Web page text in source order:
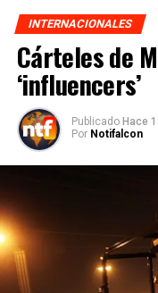
INTERNACIONALES
Cárteles de
‘influencers’
Publicado Hace
Por Notifalcon